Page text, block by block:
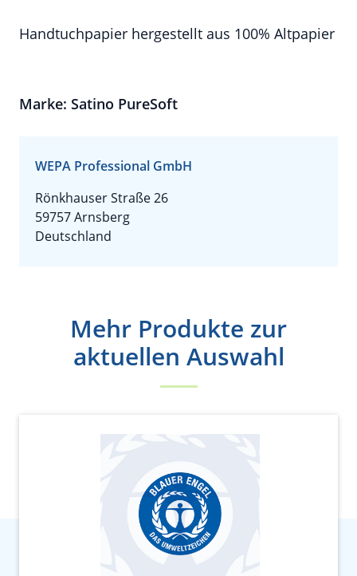
Handtuchpapier hergestellt aus 100% Altpapier
Marke: Satino PureSoft
WEPA Professional GmbH
Rönkhauser Straße 26
59757 Arnsberg
Deutschland
Mehr Produkte zur
aktuellen Auswahl